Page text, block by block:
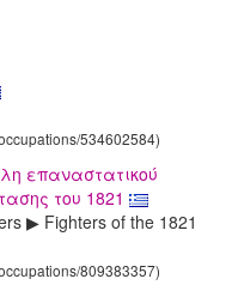
534602584)
επαναστατικού
του 1821
▶ Fighters of the 1821
809383357)